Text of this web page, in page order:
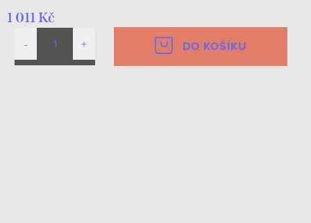
1 011 Kč
DO KOŠÍKU